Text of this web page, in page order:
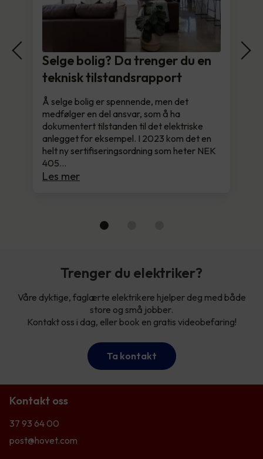
Selge bolig? Da trenger du en
teknisk tilstandsrapport
Å selge bolig er spennende, men det
medfølger en del ansvar, som å ha
dokumentert tilstanden til det elektriske
anlegget for eksempel. I 2023 kom det en
helt ny sertifiseringsordning som heter NEK
405…
Les mer
Trenger du elektriker?
Våre dyktige, faglærte elektrikere hjelper deg med både
store og små jobber.
Kontakt oss i dag, eller book en gratis videobefaring!
Ta kontakt
Kontakt oss
37 93 64 00
post@hovet.com